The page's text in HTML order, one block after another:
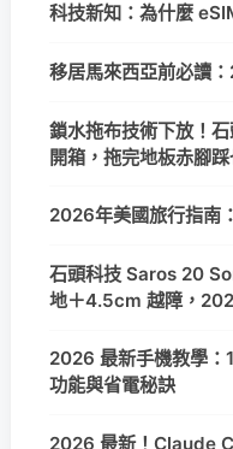
科技新知：為什麼
移居馬來西亞前必讀
鎖水拖布技術下放！
開箱，拖完地板赤腳
2026年美國旅行指南
石頭科技 Saros 20
地＋4.5cm 越障，
2026 最新手機教學
功能與省電秘訣
2026 最新！Claude